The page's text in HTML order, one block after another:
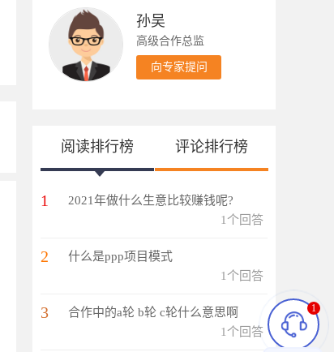
孙吴
高级合作总监
向专家提问
阅读排行榜 评论排行榜
1
2021年做什么生意比较赚钱呢?
1个回答
2
什么是ppp项目模式
1个回答
3
合作中的a轮 b轮 c轮什么意思啊
1个回答
1